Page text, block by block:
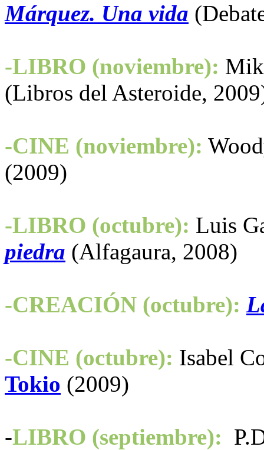
Márquez. Una vida
-LIBRO (noviembre):
(Libros del Asteroide,
-CINE (noviembre):
(2009)
-LIBRO (octubre): Luis
piedra (Alfagaura, 2008)
-CREACIÓN (octubre):
-CINE (octubre): Isabel
Tokio (2009)
-LIBRO (septiembre):